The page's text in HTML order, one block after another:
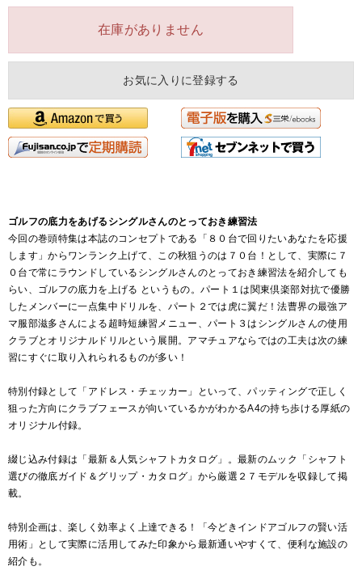
在庫がありません
お気に入りに登録する
ゴルフの底力をあげるシングルさんのとっておき練習法
今回の巻頭特集は本誌のコンセプトである「８０台で回りたいあなたを応援
します」からワンランク上げて、この秋狙うのは７０台！として、実際に７
０台で常にラウンドしているシングルさんのとっておき練習法を紹介しても
らい、ゴルフの底力を上げる というもの。パート１は関東倶楽部対抗で優勝
したメンバーに一点集中ドリルを、パート２では虎に翼だ！法曹界の最強ア
マ服部滋多さんによる超時短練習メニュー、パート３はシングルさんの使用
クラブとオリジナルドリルという展開。アマチュアならではの工夫は次の練
習にすぐに取り入れられるものが多い！
特別付録として「アドレス・チェッカー」といって、パッティングで正しく
狙った方向にクラブフェースが向いているかがわかるA4の持ち歩ける厚紙の
オリジナル付録。
綴じ込み付録は「最新＆人気シャフトカタログ」。最新のムック「シャフト
選びの徹底ガイド＆グリップ・カタログ」から厳選２７モデルを収録して掲
載。
特別企画は、楽しく効率よく上達できる！「今どきインドアゴルフの賢い活
用術」として実際に活用してみた印象から最新通いやすくて、便利な施設の
紹介も。